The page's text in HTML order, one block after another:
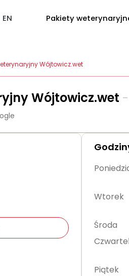
EN Pakiety
Wójtowicz.wet
Wójtowicz.wet
Wtorek
Środa
Piątek